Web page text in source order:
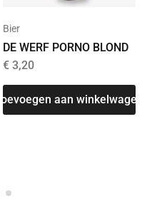
Bier
DE WERF PORNO BLOND
€3,20
Toevoegen aan winkelwagen